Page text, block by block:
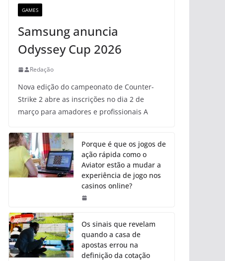
GAMES
Samsung anuncia
Odyssey Cup 2026
Redação
Nova edição do campeonato de Counter-
Strike 2 abre as inscrições no dia 2 de
março para amadores e profissionais A
Porque é que os jogos de
ação rápida como o
Aviator estão a mudar a
experiência de jogo nos
casinos online?
Os sinais que revelam
quando a casa de
apostas errou na
definição da cotação